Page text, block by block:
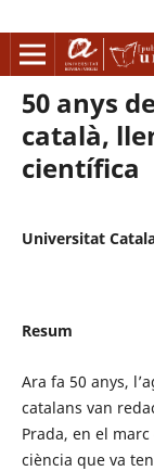
50 anys
català,
científica
Universitat
Resum
Ara fa 50 anys,
catalans van
Prada, en el
ciència que va